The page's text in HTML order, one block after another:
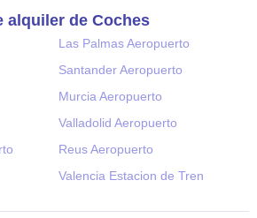
alquiler de Coches
Las Palmas Aeropuerto
Santander Aeropuerto
Murcia Aeropuerto
Valladolid Aeropuerto
Reus Aeropuerto
Valencia Estacion de Tren